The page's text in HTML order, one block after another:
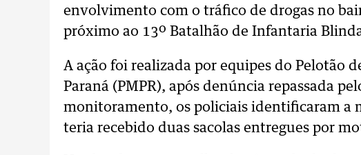
envolvimento com o tráfico de drogas no
próximo ao 13º Batalhão de Infantaria
A ação foi realizada por equipes do Pelotão
Paraná (PMPR), após denúncia repassada
monitoramento, os policiais identificaram a
teria recebido duas sacolas entregues por